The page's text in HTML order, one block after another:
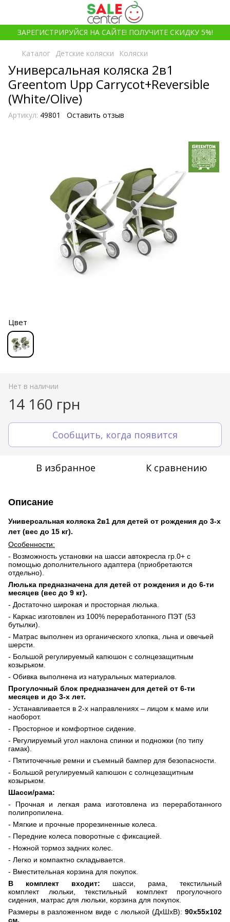
ЗАРЕГИСТРИРУЙСЯ НА САЙТЕ! ПОЛУЧИТЕ СКИДКУ 5%!
Каталог Детские коляски Коляски
Универсальная коляска 2в1
Greentom Upp Carrycot+Reversible
(White/Olive)
Артикул: 49801 Оставить отзыв
Цвет
Нет в наличии
14 160 грн
Сообщить, когда появится
В избранное К сравнению
Описание
Универсальная коляска 2в1 для детей от рождения до 3-х
лет (вес до 15 кг).
Особенности:
- Возможность установки на шасси автокресла гр.0+ с
помощью дополнительного адаптера (приобретаются
отдельно).
Люлька предназначена для детей от рождения и до 6-ти
месяцев (вес до 9 кг).
- Достаточно широкая и просторная люлька.
- Каркас изготовлен из 100% переработанного ПЭТ (53
бутылки).
- Матрас выполнен из органического хлопка, льна и овечьей
шерсти.
- Большой регулируемый капюшон с солнцезащитным
козырьком.
- Обивка выполнена из натуральных материалов.
Прогулочный блок предназначен для детей от 6-ти
месяцев и до 3-х лет.
- Устанавливается в 2-х направлениях – лицом к маме или
наоборот.
- Просторное и комфортное сидение.
- Регулируемый угол наклона спинки и подножки (по типу
гамак).
- Пятиточечные ремни и съемный бампер для безопасности.
- Большой регулируемый капюшон с солнцезащитным
козырьком.
Шасси/рама:
- Прочная и легкая рама изготовлена из переработанного
полипропилена.
- Мягкие и прочные прорезиненные колеса.
- Передние колеса поворотные с фиксацией.
- Ножной тормоз задних колес.
- Легко и компактно складывается.
- Вместительная корзина для покупок.
В комплект входит: шасси, рама, текстильный
комплект люльки, текстильный комплект прогулочного
сидения, матрас для люльки , корзина для покупок.
Размеры в разложенном виде с люлькой (ДхШхВ): 90х55х102
см.